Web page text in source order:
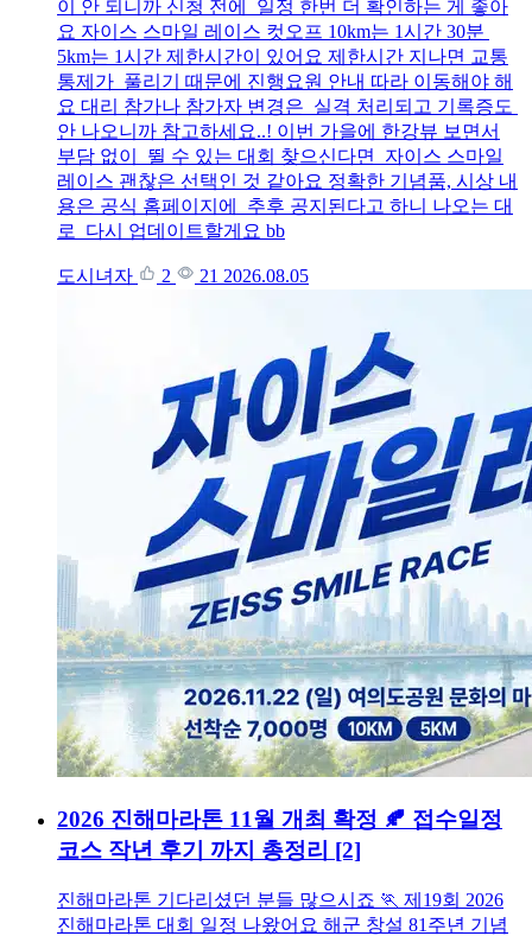
이 안 되니까 신청 전에 일정 한번 더 확인하는 게 좋아
요 자이스 스마일 레이스 컷오프 10km는 1시간 30분
5km는 1시간 제한시간이 있어요 제한시간 지나면 교통
통제가 풀리기 때문에 진행요원 안내 따라 이동해야 해
요 대리 참가나 참가자 변경은 실격 처리되고 기록증도
안 나오니까 참고하세요..! 이번 가을에 한강뷰 보면서
부담 없이 뛸 수 있는 대회 찾으신다면 자이스 스마일
레이스 괜찮은 선택인 것 같아요 정확한 기념품, 시상 내
용은 공식 홈페이지에 추후 공지된다고 하니 나오는 대
로 다시 업데이트할게요 bb
도시녀자 2 21 2026.08.05
2026 진해마라톤 11월 개최 확정 🍂 접수일정
코스 작년 후기 까지 총정리 [2]
진해마라톤 기다리셨던 분들 많으시죠 🏃 제19회 2026
진해마라톤 대회 일정 나왔어요 해군 창설 81주년 기념